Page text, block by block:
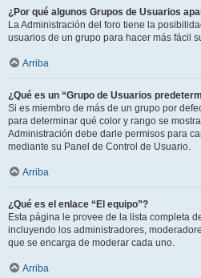
¿Por qué algunos Grupos de Usuarios
La Administración del foro tiene la
usuarios de un grupo para hacer más fácil
Arriba
¿Qué es un “Grupo de Usuarios
Si es miembro de más de un grupo por
para determinar qué color y rango se
Administración debe darle permisos para
mediante su Panel de Control de Usuario.
Arriba
¿Qué es el enlace “El equipo”?
Esta página le provee de la lista completa
incluyendo los administradores,
que se encarga de moderar cada uno.
Arriba